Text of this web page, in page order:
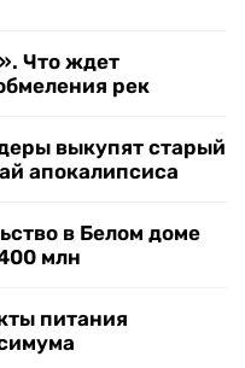
Что ждет
рек
выкупят старый
апокалипсиса
в Белом доме
млн
питания